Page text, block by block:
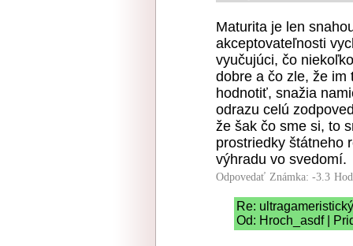
Maturita je len
akceptovateľnosti
vyučujúci, čo
dobre a čo zle, že im
hodnotiť, snažia
odrazu celú
že šak čo sme si, to
prostriedky štátneho
výhradu vo svedomí.
Odpovedať Známka: -3.3
Re:
Od: Hroch_asdf |